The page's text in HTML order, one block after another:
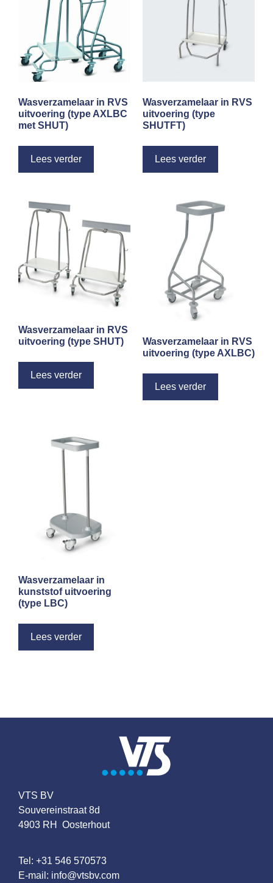
Wasverzamelaar in RVS
uitvoering (type AXLBC
met SHUT)
Lees verder
Wasverzamelaar in RVS
uitvoering (type
SHUTFT)
Lees verder
Wasverzamelaar in RVS
uitvoering (type SHUT)
Lees verder
Wasverzamelaar in RVS
uitvoering (type AXLBC)
Lees verder
Wasverzamelaar in
kunststof uitvoering
(type LBC)
Lees verder
VTS BV
Souvereinstraat 8d
4903 RH Oosterhout
Tel: +31 546 570573
E-mail: info@vtsbv.com